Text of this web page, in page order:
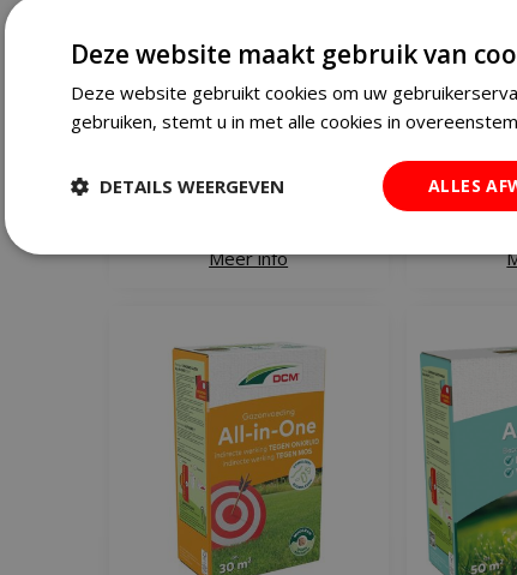
DCM Vital-green gazon 3 kg
€17,95
Meer info
IN WINKELWAGEN
DCM
IN
Deze website maakt gebruik van
Deze website gebruikt cookies om uw
gebruiken, stemt u in met alle cookies in
ALLES
DETAILS WEERGEVEN